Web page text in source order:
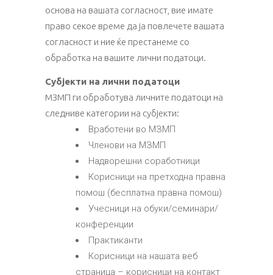
основа на вашата согласност, вие имате
право секое време да ја повлечете вашата
согласност и ние ќе престанеме со
обработка на вашите лични податоци.
Субјекти на лични податоци
МЗМП ги обработува личните податоци на
следниве категории на субјекти:
Вработени во МЗМП
Членови на МЗМП
Надворешни соработници
Корисници на претходна правна
помош (бесплатна правна помош)
Учесници на обуки/семинари/
конференции
Практиканти
Корисници на нашата веб
страница – корисници на контакт